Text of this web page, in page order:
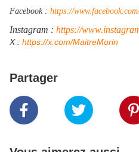
Facebook : https://
Instagram : https://
​X : https://x.com/MaitreMorin
Partager